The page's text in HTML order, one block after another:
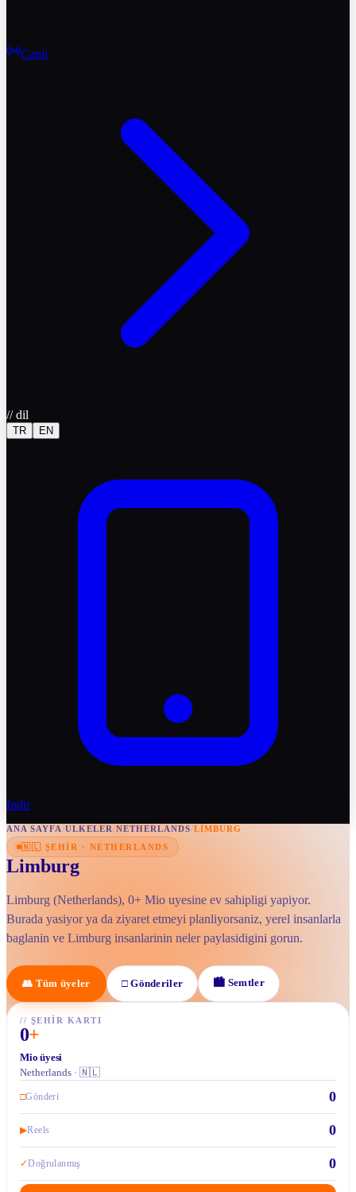
Canlı
//dil
TR EN
İndir
ANA SAYFA/ULKELER/NETHERLANDS/LIMBURG
🇳🇱 ŞEHIR · NETHERLANDS
Limburg
Limburg (Netherlands), 0+ Mio uyesine ev sahipligi yapiyor.
Burada yasiyor ya da ziyaret etmeyi planliyorsaniz, yerel insanlarla
baglanin ve Limburg insanlarinin neler paylasidigini gorun.
👥 Tüm üyeler □Gönderiler 🏙 Semtler
// ŞEHIR KARTI
0+
Mio üyesi
Netherlands · 🇳🇱
□Gönderi 0
▶Reels 0
✓Doğrulanmış 0